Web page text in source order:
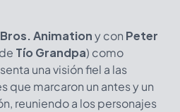
Animationy con Peter
Tío Grandpa) como
una visión fiel a las
que marcaron un antes y un
reuniendo a los personajes